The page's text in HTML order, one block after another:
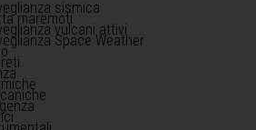
sismica
maremoti
vulcani attivi
Space Weather